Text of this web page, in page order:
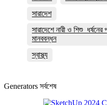
সারাদেশ
সারাদেশে নারী ও শিশু
মানববন্ধন
স্বাস্থ্য
Generators সর্বশেষ